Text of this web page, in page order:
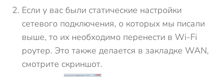
Если у вас были статические настройки
сетевого подключения, о которых мы писали
выше, то их необходимо перенести в Wi-Fi
роутер. Это также делается в закладке WAN,
смотрите скриншот.